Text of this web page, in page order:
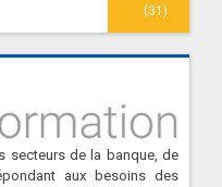
(31)
secteurs de la banque, de
aux besoins des